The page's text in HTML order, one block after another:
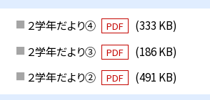
２学年だより④ PDF
(333 KB)
２学年だより③
PDF
(186 KB)
２学年だより②
PDF (491 KB)